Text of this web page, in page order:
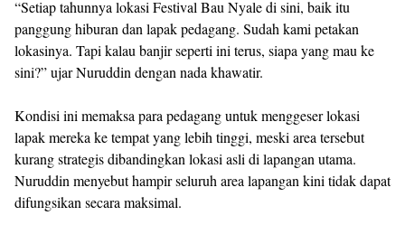
“Setiap tahunnya lokasi Festival Bau Nyale di sini, baik itu
panggung hiburan dan lapak pedagang. Sudah kami petakan
lokasinya. Tapi kalau banjir seperti ini terus, siapa yang mau ke
sini?” ujar Nuruddin dengan nada khawatir.
Kondisi ini memaksa para pedagang untuk menggeser lokasi
lapak mereka ke tempat yang lebih tinggi, meski area tersebut
kurang strategis dibandingkan lokasi asli di lapangan utama.
Nuruddin menyebut hampir seluruh area lapangan kini tidak dapat
difungsikan secara maksimal.